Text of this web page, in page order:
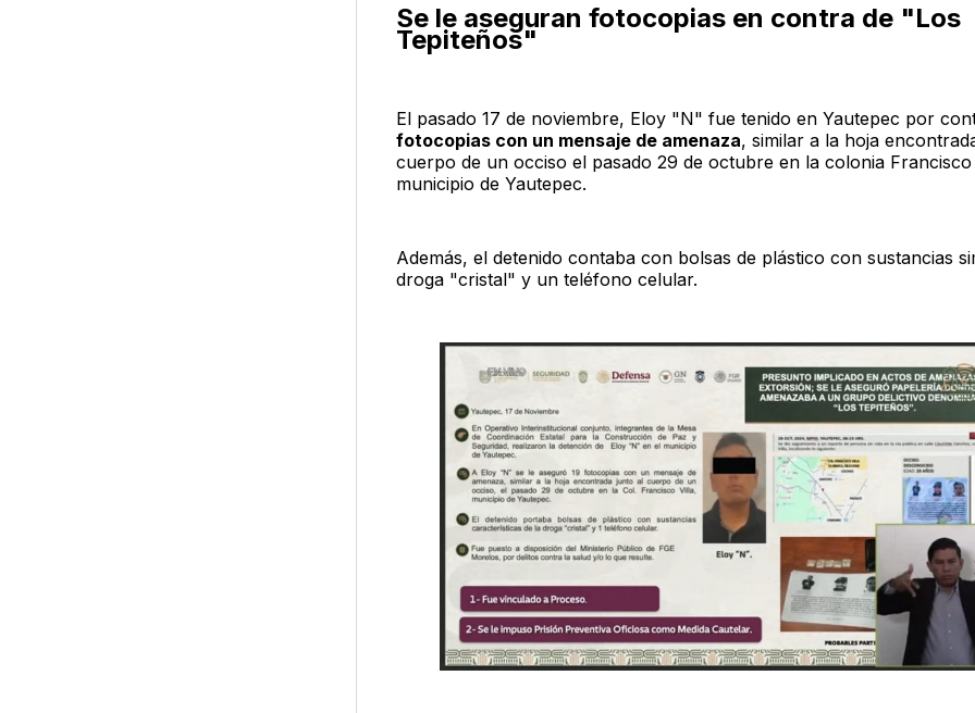
Se le aseguran fotocopias en contra de "Los
Tepiteños"
El pasado 17 de noviembre, Eloy "N" fue tenido en Yautepec por
fotocopias con un mensaje de amenaza, similar a la hoja
cuerpo de un occiso el pasado 29 de octubre en la colonia Francisco
municipio de Yautepec.
Además, el detenido contaba con bolsas de plástico con sustancias
droga "cristal" y un teléfono celular.